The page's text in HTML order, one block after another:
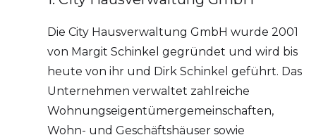
Die City Hausverwaltung GmbH wurde 2001
von Margit Schinkel gegründet und wird bis
heute von ihr und Dirk Schinkel geführt. Das
Unternehmen verwaltet zahlreiche
Wohnungseigentümergemeinschaften,
Wohn- und Geschäftshäuser sowie